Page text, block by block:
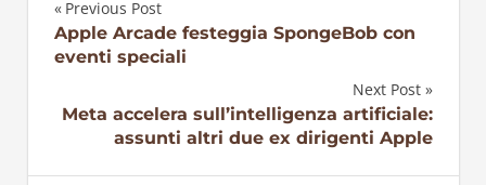
Navigazione
Previous Post
Apple Arcade festeggia SpongeBob con
eventi speciali
Next Post
Meta accelera sull’intelligenza artificiale:
assunti altri due ex dirigenti Apple